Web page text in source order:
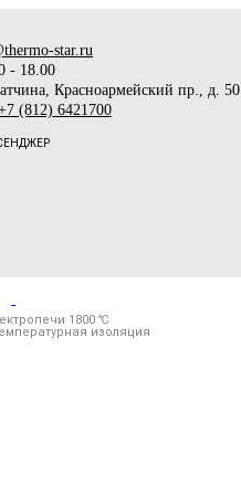
star.ru
- 18.00
Красноармейский пр., д. 50
(812) 6421700
1800 ℃
изоляция